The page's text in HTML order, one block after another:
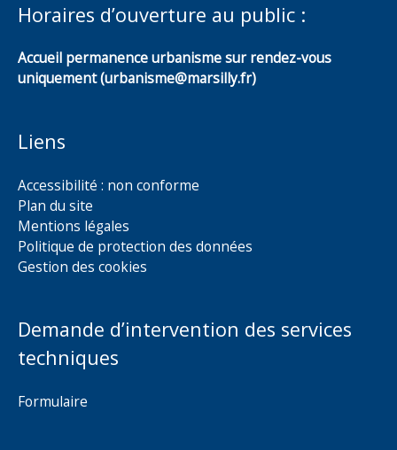
Horaires d’ouverture au public :
Accueil permanence urbanisme sur rendez-vous
uniquement (urbanisme@marsilly.fr)
Liens
Accessibilité : non conforme
Plan du site
Mentions légales
Politique de protection des données
Gestion des cookies
Demande d’intervention des services
techniques
Formulaire